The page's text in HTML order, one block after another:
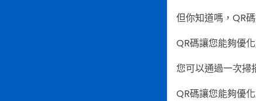
但你知道嗎，QR
QR碼讓您能夠優
您可以通過一次掃
QR碼讓您能夠優